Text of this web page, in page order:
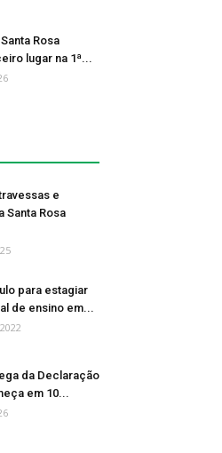
Rosa
lugar na 1ª...
e
Santa Rosa
para estagiar
de ensino em...
da Declaração
em 10...